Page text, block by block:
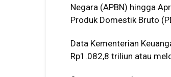
Negara (APBN) hingga
Produk Domestik Bruto
Data Kementerian
Rp1.082,8 triliun atau